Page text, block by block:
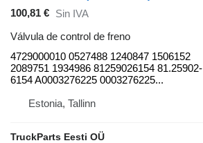
100,81 € Sin IVA
Válvula de control de freno
4729000010 0527488 1240847 1506152
2089751 1934986 81259026154 81.25902-
6154 A0003276225 0003276225...
Estonia, Tallinn
TruckParts Eesti OÜ